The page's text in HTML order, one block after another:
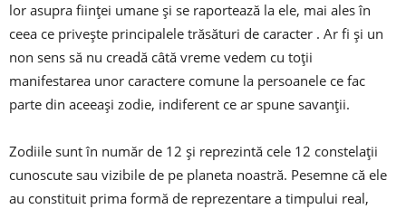
lor asupra ființei umane și se raportează la ele, mai ales în
ceea ce privește principalele trăsături de caracter . Ar fi și un
non sens să nu creadă câtă vreme vedem cu toții
manifestarea unor caractere comune la persoanele ce fac
parte din aceeași zodie, indiferent ce ar spune savanții.
Zodiile sunt în număr de 12 și reprezintă cele 12 constelații
cunoscute sau vizibile de pe planeta noastră. Pesemne că ele
au constituit prima formă de reprezentare a timpului real,